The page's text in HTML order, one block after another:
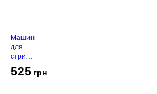
Машинка
для
стрижки
VGR V-
130
525 грн